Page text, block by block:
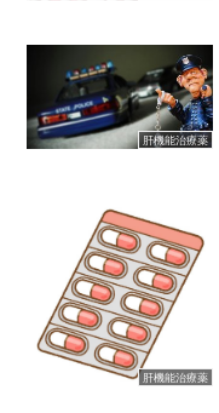
肝機能治療薬
肝機能治療薬